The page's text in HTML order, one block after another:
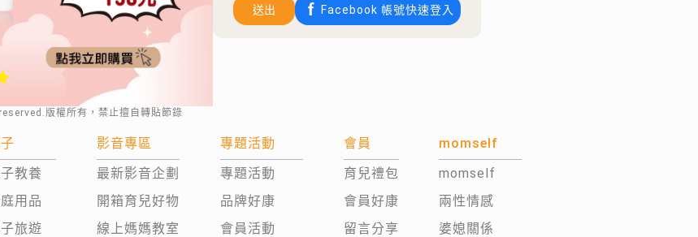
版權所有，禁止擅自轉貼節錄
送出 Facebook 帳號快速登入
教養
用品
旅遊
影音專區
最新影音企劃
開箱育兒好物
線上媽媽教室
專題活動
專題活動
品牌好康
會員活動
會員
育兒禮包
會員好康
留言分享
momself
momself
兩性情感
婆媳關係